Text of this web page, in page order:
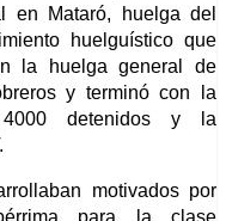
en Mataró, huelga del
huelguístico que
la huelga general de
y terminó con la
4000detenidos y la
motivados por